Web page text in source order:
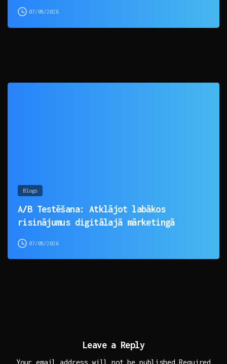
07/08/2026
Blogs
A/B Testēšana: Atklājot labākos
risinājumus digitālajā mārketingā
07/08/2026
Leave a Reply